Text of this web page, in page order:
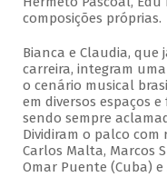
composições próprias.
Bianca e Claudia, que
carreira, integram
o cenário musical
em diversos espaços
sendo sempre
Dividiram o palco
Carlos Malta, Marcos
Omar Puente (Cuba)